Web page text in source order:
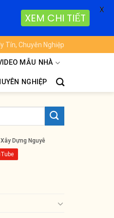
Tín, Chuyên Nghiệp
MẪU NHÀ
NGHIỆP
XEM CHI TIẾT
X